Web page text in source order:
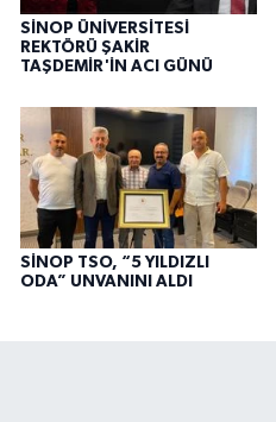
SİNOP ÜNİVERSİTESİ
REKTÖRÜ ŞAKİR
TAŞDEMİR'İN ACI GÜNÜ
SİNOP TSO, “5 YILDIZLI
ODA” UNVANINI ALDI